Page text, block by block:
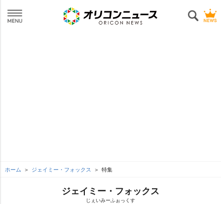
ホーム ジェイミー・フォックス 特集
ジェイミー・フォックス
じぇいみーふぉっくす